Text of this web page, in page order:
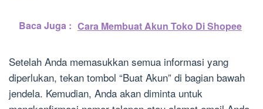
Baca Juga : Cara Membuat Akun Toko Di Shopee
Setelah Anda memasukkan semua informasi yang
diperlukan, tekan tombol “Buat Akun” di bagian bawah
jendela. Kemudian, Anda akan diminta untuk